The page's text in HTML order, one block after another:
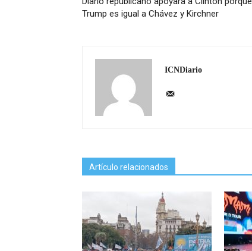
Trump es igual a Chávez y Kirchner
ICNDiario
Artículo relacionados